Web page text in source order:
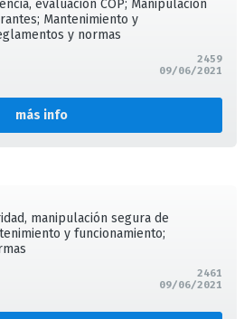
evaluación COP; Manipulación
Mantenimiento y
y normas
más info
2459
09/06/2021
manipulación segura de
y funcionamiento;
2461
09/06/2021